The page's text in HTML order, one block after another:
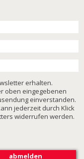
erhalten.
oben eingegebenen
einverstanden.
jederzeit durch Klick
widerrufen werden.